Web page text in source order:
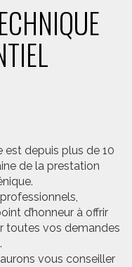
est depuis plus de 10
de la prestation
d’honneur à offrir
toutes vos demandes
vous conseiller